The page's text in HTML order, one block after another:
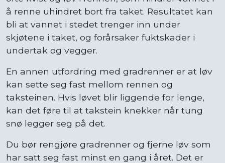
å renne uhindret bort fra taket. Resultatet kan
bli at vannet i stedet trenger inn under
skjøtene i taket, og forårsaker fuktskader i
undertak og vegger.
En annen utfordring med gradrenner er at løv
kan sette seg fast mellom rennen og
taksteinen. Hvis løvet blir liggende for lenge,
kan det føre til at takstein knekker når tung
snø legger seg på det.
Du bør rengjøre gradrenner og fjerne løv som
har satt seg fast minst en gang i året. Det er